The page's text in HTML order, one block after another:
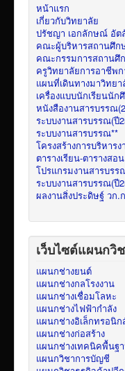
หน้าแรก
เกี่ยวกับวิทยาลัย
ปรัชญา เอกลักษณ์ อั
คณะผู้บริหารสถานศึก
คณะกรรมการสถานศึ
ครูวิทยาลัยการอาชีพ
แผนที่เดินทางมาวิทยา
เครื่องแบบนักเรียนนัก
หนังสืองานสารบรรณ
ระบบงานสารบรรณ(ปี
ระบบงานสารบรรณ**
โครงสร้างการบริหารง
ตารางเรียน-ตารางสอน
โปรแกรมงานสารบรร
ระบบงานสารบรรณ(ปี
ผลงานสิ่งประดิษฐ์ วก.
เว็บไซต์แผนกวิ
แผนกช่างยนต์
แผนกช่างกลโรงงาน
แผนกช่างเชื่อมโลหะ
แผนกช่างไฟฟ้ากำลัง
แผนกช่างอิเล็กทรอนิ
แผนกช่างก่อสร้าง
แผนกช่างเทคนิคพื้นฐ
แผนกวิชาการบัญชี